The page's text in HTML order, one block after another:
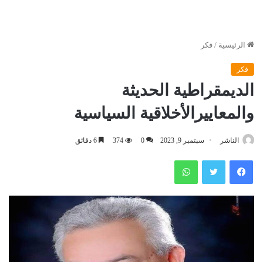
الرئيسية / فكر
فكر
الديمقراطية الحديثة
والمعاييرالأخلاقية السياسية
الناشر سبتمبر 9, 2023 0
374
فيسبوك تويتر واتساب